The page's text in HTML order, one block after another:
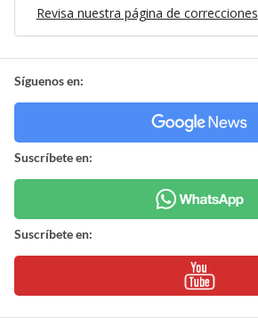
Revisa nuestra página de correcciones
Síguenos en:
Suscríbete en:
Suscríbete en: